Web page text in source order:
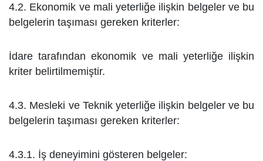
4.2. Ekonomik ve mali yeterliğe ilişkin belgeler ve bu
belgelerin taşıması gereken kriterler:
İdare tarafından ekonomik ve mali yeterliğe ilişkin
kriter belirtilmemiştir.
4.3. Mesleki ve Teknik yeterliğe ilişkin belgeler ve bu
belgelerin taşıması gereken kriterler:
4.3.1. İş deneyimini gösteren belgeler: